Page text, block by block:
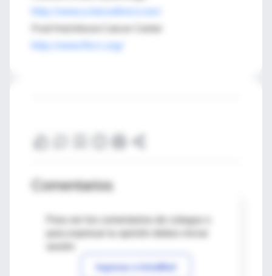
http://www.sciencedirect.com/
Fred Hutchinson Cancer Center
http://www.fhcrc.org/
Comentarios
Para ver los comentarios de colegas o
Ingresar a IntraMed